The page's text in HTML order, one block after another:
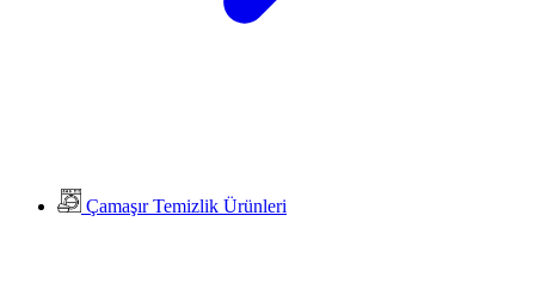
Çamaşır Temizlik Ürünleri